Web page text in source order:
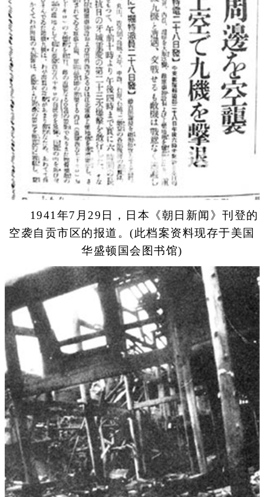
1941年7月29日，日本《朝日新闻》刊登的
空袭自贡市区的报道。(此档案资料现存于美国
华盛顿国会图书馆)